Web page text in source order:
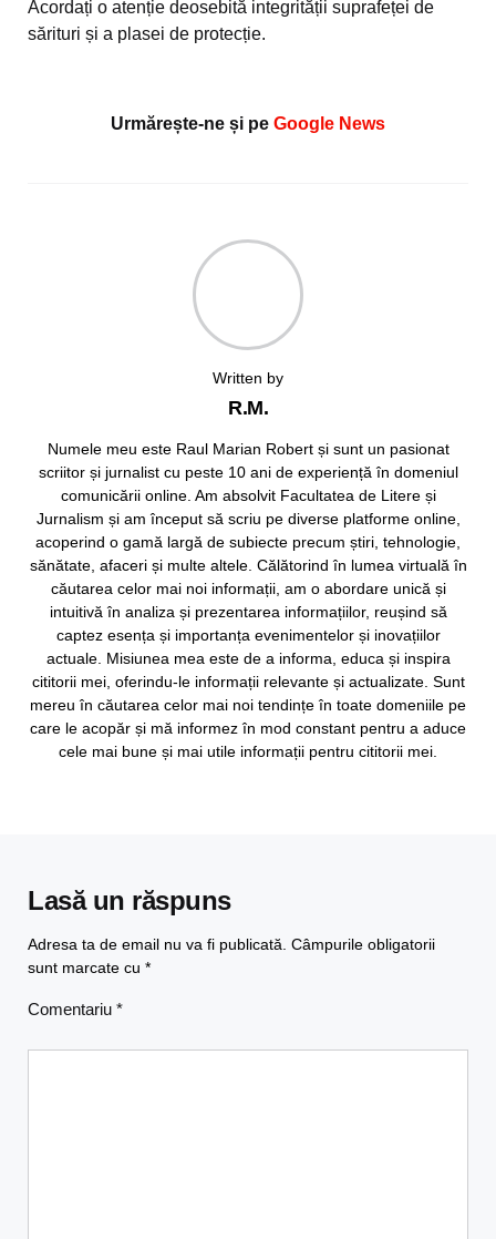
Acordați o atenție deosebită integrității suprafeței de
sărituri și a plasei de protecție.
Urmărește-ne și pe Google News
Written by
R.M.
Numele meu este Raul Marian Robert și sunt un pasionat
scriitor și jurnalist cu peste 10 ani de experiență în domeniul
comunicării online. Am absolvit Facultatea de Litere și
Jurnalism și am început să scriu pe diverse platforme online,
acoperind o gamă largă de subiecte precum știri, tehnologie,
sănătate, afaceri și multe altele. Călătorind în lumea virtuală în
căutarea celor mai noi informații, am o abordare unică și
intuitivă în analiza și prezentarea informațiilor, reușind să
captez esența și importanța evenimentelor și inovațiilor
actuale. Misiunea mea este de a informa, educa și inspira
cititorii mei, oferindu-le informații relevante și actualizate. Sunt
mereu în căutarea celor mai noi tendințe în toate domeniile pe
care le acopăr și mă informez în mod constant pentru a aduce
cele mai bune și mai utile informații pentru cititorii mei.
Lasă un răspuns
Adresa ta de email nu va fi publicată. Câmpurile obligatorii
sunt marcate cu *
Comentariu *